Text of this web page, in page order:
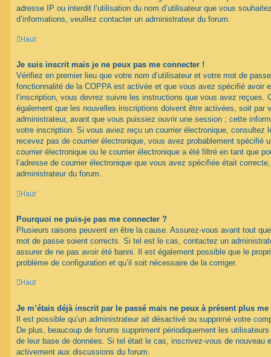
adresse IP ou interdit l’utilisation du nom d’utilisateur que vous
d’informations, veuillez contacter un administrateur du forum.
Haut
Je suis inscrit mais je ne peux pas me connecter !
Vérifiez en premier lieu que votre nom d’utilisateur et votre mot de
fonctionnalité de la COPPA est activée et que vous avez spécifié avoir
l’inscription, vous devrez suivre les instructions que vous avez reçues.
également que les nouvelles inscriptions doivent être activées, soit par
administrateur, avant que vous puissiez ouvrir une session ; cette
votre inscription. Si vous aviez reçu un courrier électronique, consultez
recevez pas de courrier électronique, vous avez probablement spécifié
courrier électronique ou le courrier électronique a été filtré en tant que
l’adresse de courrier électronique que vous avez spécifiée était
administrateur du forum.
Haut
Pourquoi ne puis-je pas me connecter ?
Plusieurs raisons peuvent en être la cause. Assurez-vous avant tout
mot de passe soient corrects. Si tel est le cas, contactez un
assurer de ne pas avoir été banni. Il est également possible que le
problème de configuration et qu’il soit nécessaire de la corriger.
Haut
Je m’étais déjà inscrit par le passé mais ne peux à présent plus
Il est possible qu’un administrateur ait désactivé ou supprimé votre
De plus, beaucoup de forums suppriment périodiquement les
de leur base de données. Si tel était le cas, inscrivez-vous de nouveau
activement aux discussions du forum.